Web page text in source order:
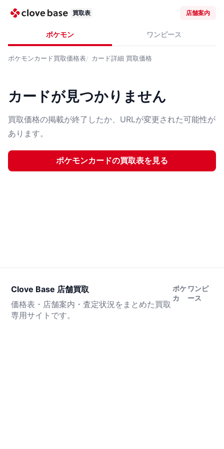
買取表 店舗案内
ポケモン ワンピース
ポケモンカード買取価格表 カード詳細 買取価格
カードが見つかりません
買取価格の掲載が終了したか、URLが変更された可能性が
あります。
ポケモンカードの買取表を見る
Clove Base 店舗買取
価格表・店舗案内・査定状況をまとめた買取
専用サイトです。
ポケ
カ
ワンピ
ース